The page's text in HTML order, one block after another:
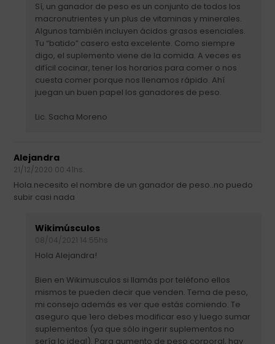
Sí, un ganador de peso es un conjunto de todos los
macronutrientes y un plus de vitaminas y minerales.
Algunos también incluyen ácidos grasos esenciales.
Tu “batido” casero esta excelente. Como siempre
digo, el suplemento viene de la comida. A veces es
difícil cocinar, tener los horarios para comer o nos
cuesta comer porque nos llenamos rápido. Ahí
juegan un buen papel los ganadores de peso.
Lic. Sacha Moreno
Alejandra
21/12/2020 00:41hs.
Hola.necesito el nombre de un ganador de peso..no puedo
subir casi nada
Wikimúsculos
08/04/2021 14:55hs
Hola Alejandra!
Bien en Wikimusculos si llamás por teléfono ellos
mismos te pueden decir que venden. Tema de peso,
mi consejo además es ver que estás comiendo. Te
aseguro que 1ero debes modificar eso y luego sumar
suplementos (ya que sólo ingerir suplementos no
sería lo ideal). Para aumento de peso corporal, hay